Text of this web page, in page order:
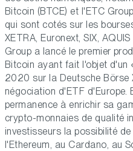
Bitcoin (BTCE) et l'ETC
qui sont cotés sur les
XETRA, Euronext, SIX,
Group a lancé le premier
Bitcoin ayant fait l'objet d'un
2020 sur la Deutsche Börse
négociation d'ETF d'Europe.
permanence à enrichir sa
crypto-monnaies de qualité
investisseurs la possibilité
l'Ethereum, au Cardano, au